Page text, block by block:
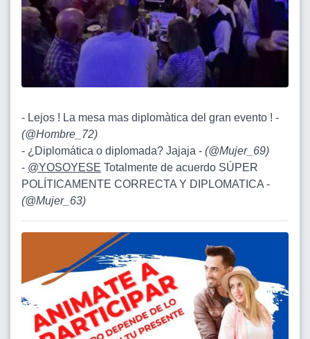
- Lejos ! La mesa mas diplomàtica del gran evento ! -
(@Hombre_72)
- ¿Diplomática o diplomada? Jajaja - (@Mujer_69)
- @YOSOYESE Totalmente de acuerdo SÚPER
POLÍTICAMENTE CORRECTA Y DIPLOMATICA -
(@Mujer_63)